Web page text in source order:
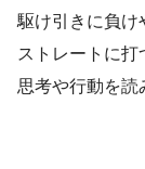
駆け引きに負け
ストレートに
思考や行動を読